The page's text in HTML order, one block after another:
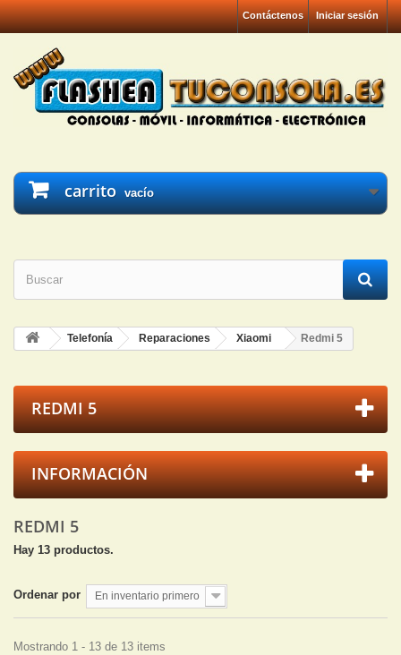
Iniciar sesión
Contáctenos
carrito vacío
Telefonía Reparaciones Xiaomi Redmi 5
REDMI 5
INFORMACIÓN
REDMI 5
Hay 13 productos.
Ordenar por En inventario primero
Mostrando 1 - 13 de 13 items